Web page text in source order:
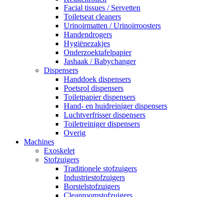
Facial tissues / Servetten
Toiletseat cleaners
Urinoirmatten / Urinoirroosters
Handendrogers
Hygiënezakjes
Onderzoektafelpapier
Jashaak / Babychanger
Dispensers
Handdoek dispensers
Poetsrol dispensers
Toiletpapier dispensers
Hand- en huidreiniger dispensers
Luchtverfrisser dispensers
Toiletreiniger dispensers
Overig
Machines
Exoskelet
Stofzuigers
Traditionele stofzuigers
Industriestofzuigers
Borstelstofzuigers
Cleanroomstofzuigers